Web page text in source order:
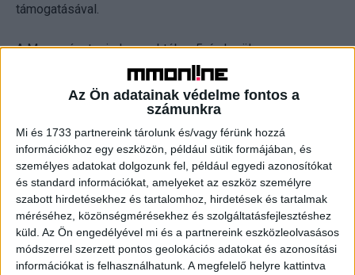
Az Ön adatainak védelme fontos a
számunkra
Mi és 1733 partnereink tárolunk és/vagy férünk hozzá
információkhoz egy eszközön, például sütik formájában, és
személyes adatokat dolgozunk fel, például egyedi azonosítókat
és standard információkat, amelyeket az eszköz személyre
szabott hirdetésekhez és tartalomhoz, hirdetések és tartalmak
méréséhez, közönségmérésekhez és szolgáltatásfejlesztéshez
küld. Az Ön engedélyével mi és a partnereink eszközleolvasásos
módszerrel szerzett pontos geolokációs adatokat és azonosítási
információkat is felhasználhatunk. A megfelelő helyre kattintva
támogatásával.
A Magyarázat mindenre október 5-én kerül a magyar
mozikba, de szeptember 22-től premier előtti vetítéseken
OLVASTA MÁR?